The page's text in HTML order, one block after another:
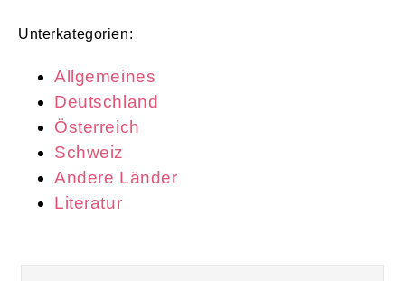
Unterkategorien:
Allgemeines
Deutschland
Österreich
Schweiz
Andere Länder
Literatur